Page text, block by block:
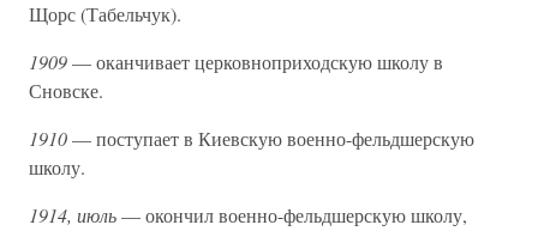
Щорс (Табельчук).
1909— оканчивает церковноприходскую школу в
Сновске.
1910— поступает в Киевскую военно-фельдшерскую
школу.
1914, июль— окончил военно-фельдшерскую школу,